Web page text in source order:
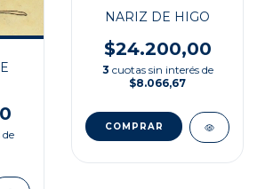
NARIZ DE HIGO
$24.200,00
3 cuotas sin interés de
$8.066,67